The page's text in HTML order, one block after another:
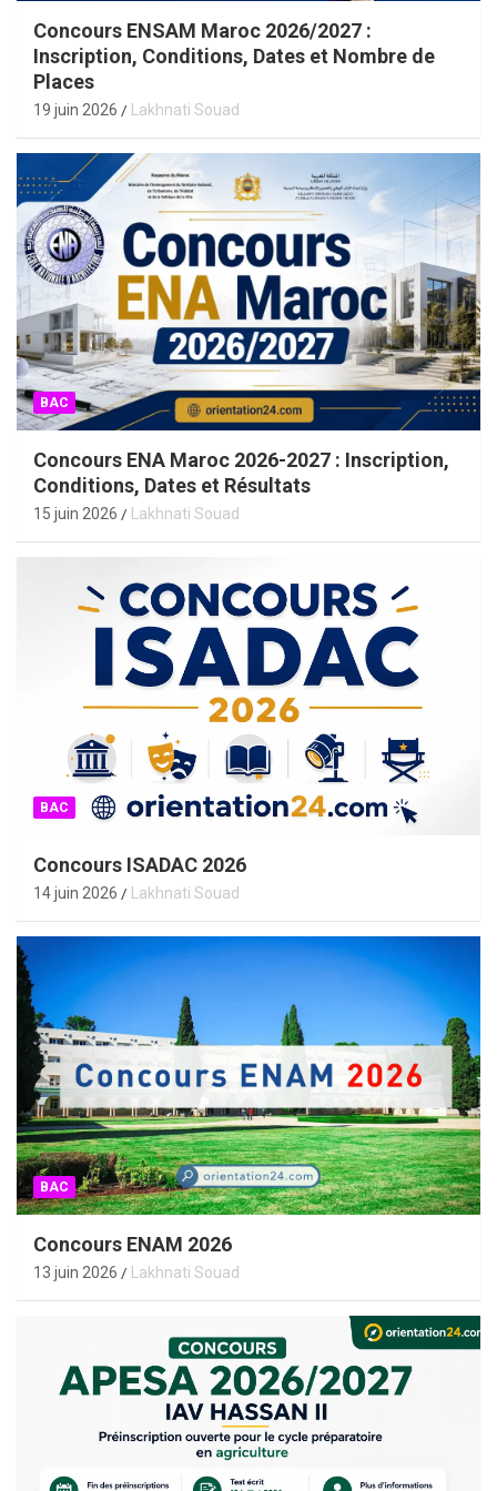
Concours ENSAM Maroc 2026/2027 :
Inscription, Conditions, Dates et Nombre de
Places
19 juin 2026 Lakhnati Souad
BAC
Concours ENA Maroc 2026-2027 : Inscription,
Conditions, Dates et Résultats
15 juin 2026 Lakhnati Souad
BAC
Concours ISADAC 2026
14 juin 2026 Lakhnati Souad
BAC
Concours ENAM 2026
13 juin 2026 Lakhnati Souad